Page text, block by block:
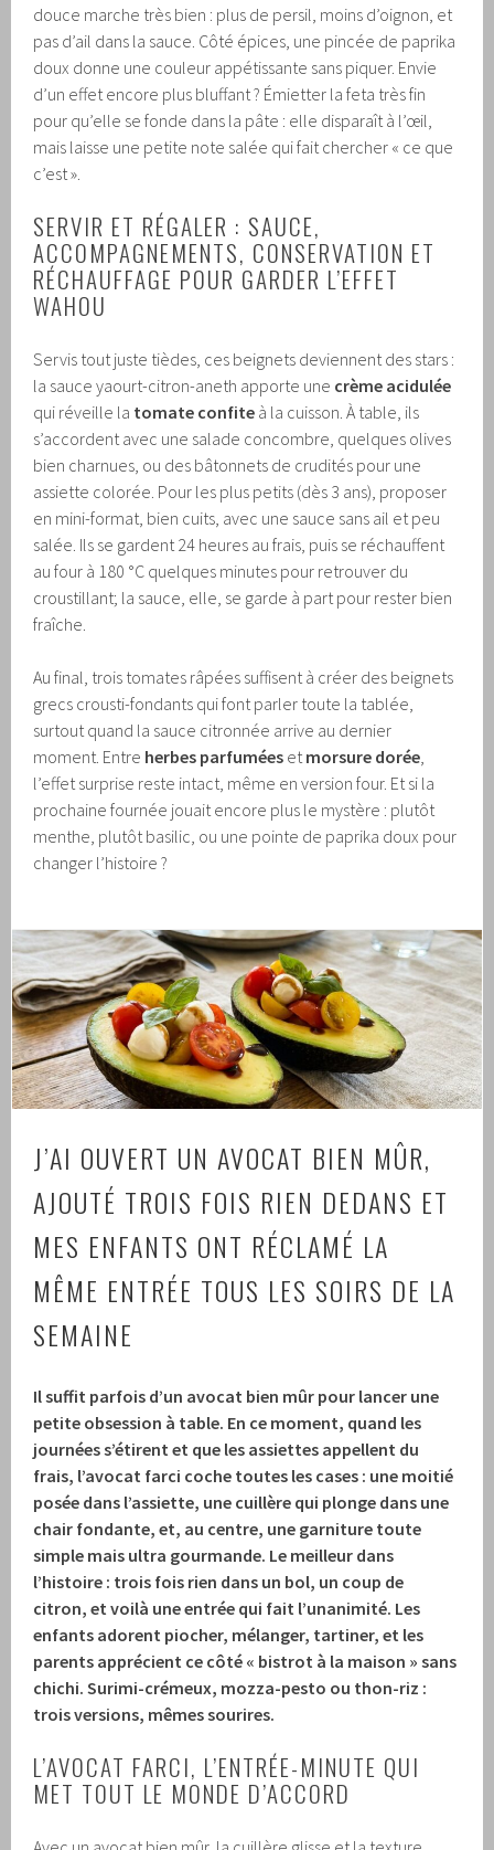
douce marche très bien : plus de persil, moins d’oignon, et
pas d’ail dans la sauce. Côté épices, une pincée de paprika
doux donne une couleur appétissante sans piquer. Envie
d’un effet encore plus bluffant ? Émietter la feta très fin
pour qu’elle se fonde dans la pâte : elle disparaît à l’œil,
mais laisse une petite note salée qui fait chercher « ce que
c’est ».
SERVIR ET RÉGALER : SAUCE,
ACCOMPAGNEMENTS, CONSERVATION ET
RÉCHAUFFAGE POUR GARDER L’EFFET
WAHOU
Servis tout juste tièdes, ces beignets deviennent des stars :
la sauce yaourt-citron-aneth apporte une crème acidulée
qui réveille la tomate confite à la cuisson. À table, ils
s’accordent avec une salade concombre, quelques olives
bien charnues, ou des bâtonnets de crudités pour une
assiette colorée. Pour les plus petits (dès 3 ans), proposer
en mini-format, bien cuits, avec une sauce sans ail et peu
salée. Ils se gardent 24 heures au frais, puis se réchauffent
au four à 180 °C quelques minutes pour retrouver du
croustillant; la sauce, elle, se garde à part pour rester bien
fraîche.
Au final, trois tomates râpées suffisent à créer des beignets
grecs crousti-fondants qui font parler toute la tablée,
surtout quand la sauce citronnée arrive au dernier
moment. Entre herbes parfumées et morsure dorée
l’effet surprise reste intact, même en version four. Et si la
prochaine fournée jouait encore plus le mystère : plutôt
menthe, plutôt basilic, ou une pointe de paprika doux pour
changer l’histoire ?
J’AI OUVERT UN AVOCAT BIEN MÛR,
AJOUTÉ TROIS FOIS RIEN DEDANS ET
MES ENFANTS ONT RÉCLAMÉ LA
MÊME ENTRÉE TOUS LES SOIRS DE LA
SEMAINE
Il suffit parfois d’un avocat bien mûr pour lancer une
petite obsession à table. En ce moment, quand les
journées s’étirent et que les assiettes appellent du
frais, l’avocat farci coche toutes les cases : une moitié
posée dans l’assiette, une cuillère qui plonge dans une
chair fondante, et, au centre, une garniture toute
simple mais ultra gourmande. Le meilleur dans
l’histoire : trois fois rien dans un bol, un coup de
citron, et voilà une entrée qui fait l’unanimité. Les
enfants adorent piocher, mélanger, tartiner, et les
parents apprécient ce côté « bistrot à la maison » sans
chichi. Surimi-crémeux, mozza-pesto ou thon-riz :
trois versions, mêmes sourires.
L’AVOCAT FARCI, L’ENTRÉE-MINUTE QUI
MET TOUT LE MONDE D’ACCORD